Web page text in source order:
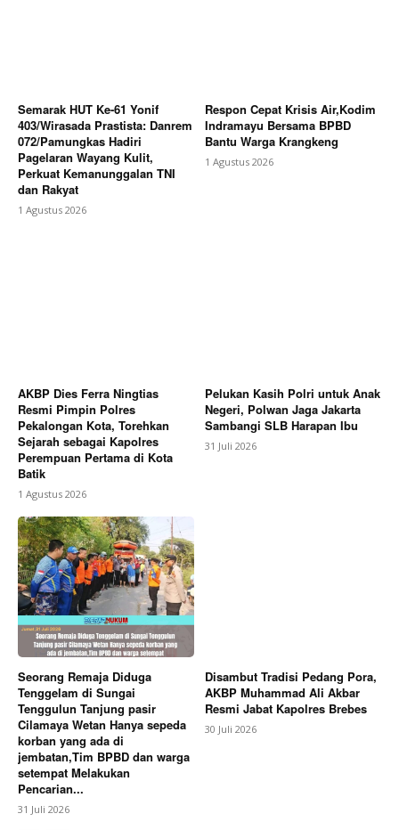
Semarak HUT Ke-61 Yonif
403/Wirasada Prastista: Danrem
072/Pamungkas Hadiri
Pagelaran Wayang Kulit,
Perkuat Kemanunggalan TNI
dan Rakyat
1 Agustus 2026
Respon Cepat Krisis Air,Kodim
Indramayu Bersama BPBD
Bantu Warga Krangkeng
1 Agustus 2026
AKBP Dies Ferra Ningtias
Resmi Pimpin Polres
Pekalongan Kota, Torehkan
Sejarah sebagai Kapolres
Perempuan Pertama di Kota
Batik
1 Agustus 2026
Pelukan Kasih Polri untuk Anak
Negeri, Polwan Jaga Jakarta
Sambangi SLB Harapan Ibu
31 Juli 2026
Seorang Remaja Diduga
Tenggelam di Sungai
Tenggulun Tanjung pasir
Cilamaya Wetan Hanya sepeda
korban yang ada di
jembatan,Tim BPBD dan warga
setempat Melakukan
Pencarian...
31 Juli 2026
Disambut Tradisi Pedang Pora,
AKBP Muhammad Ali Akbar
Resmi Jabat Kapolres Brebes
30 Juli 2026